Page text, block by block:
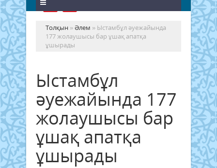
Толқын »Әлем » Ыстамбұл әуежайында
177 жолаушысы бар ұшақ апатқа
ұшырады
Ыстамбұл
әуежайында 177
жолаушысы бар
ұшақ апатқа
ұшырады